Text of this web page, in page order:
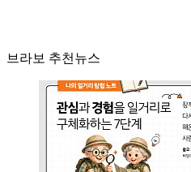
브라보 추천뉴스